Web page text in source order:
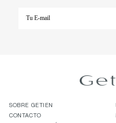
SOBRE GETIEN
CONTACTO